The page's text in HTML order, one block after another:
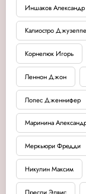
Иншаков Александр
Калиостро Джузеппе
Корнелюк Игорь
Леннон Джон
Лопес Дженнифер
Маринина
Меркьюри Фредди
Никулин Максим
Пресли Элвис